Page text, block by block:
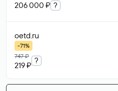
206 000 ₽ ?
oetd.ru
-71%
747 ₽
219 ₽
?